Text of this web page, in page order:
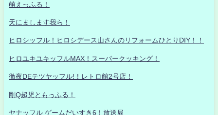
萌えっふる！
天にまします我ら！
ヒロシッフル！ヒロシデース山さんのリフォームひとりDIY！！
ヒロユキユキッフルMAX！スーパークッキング！
徹夜DEテツヤッフル!！レトロ館2号店！
剛Q超児ともっふる！
ヤナッフル ゲームだいすき6！放送局